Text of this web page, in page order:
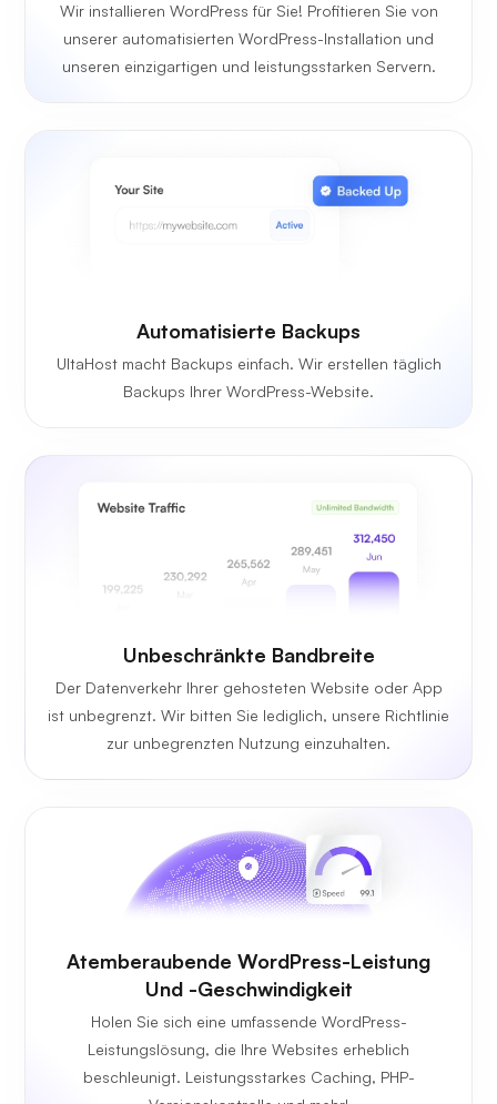
Wir installieren WordPress für Sie! Profitieren Sie von
unserer automatisierten WordPress-Installation und
unseren einzigartigen und leistungsstarken Servern.
Automatisierte Backups
UltaHost macht Backups einfach. Wir erstellen täglich
Backups Ihrer WordPress-Website.
Unbeschränkte Bandbreite
Der Datenverkehr Ihrer gehosteten Website oder App
ist unbegrenzt. Wir bitten Sie lediglich, unsere Richtlinie
zur unbegrenzten Nutzung einzuhalten.
Atemberaubende WordPress-Leistung
Und -Geschwindigkeit
Holen Sie sich eine umfassende WordPress-
Leistungslösung, die Ihre Websites erheblich
beschleunigt. Leistungsstarkes Caching, PHP-